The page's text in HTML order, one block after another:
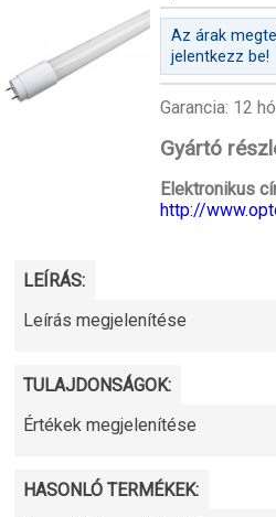
Az árak
jelentkezz be!
Garancia: 12
Gyártó
Elektronikus
http://
LEÍRÁS:
Leírás megjelenítése
TULAJDONSÁGOK:
Értékek megjelenítése
HASONLÓ TERMÉKEK: